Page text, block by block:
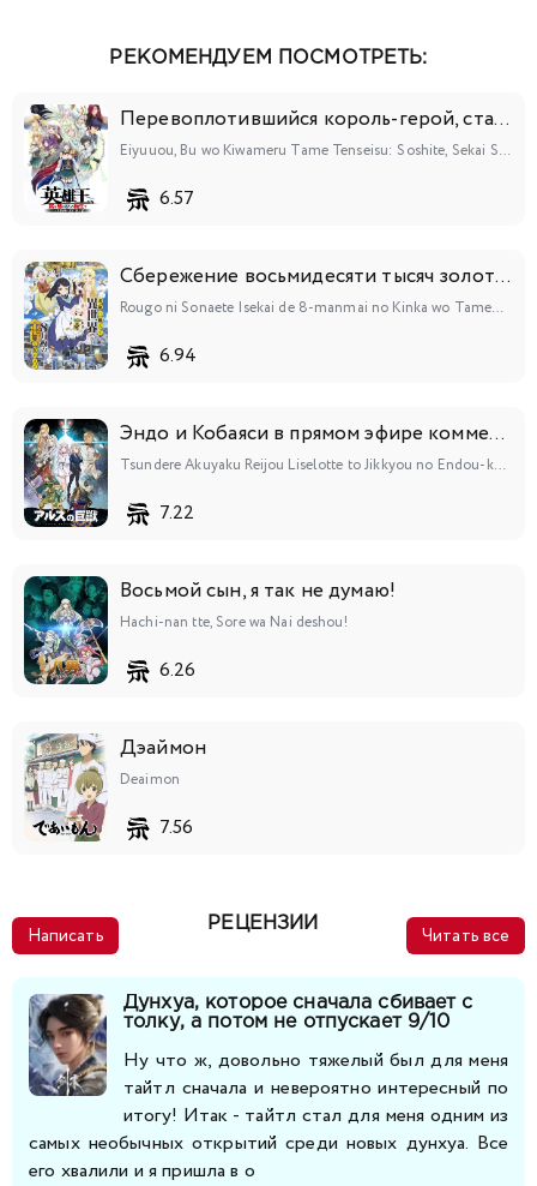
РЕКОМЕНДУЕМ ПОСМОТРЕТЬ:
Перевоплотившийся король-герой, ставший самой сильной ученицей рыцаря
Eiyuuou, Bu wo Kiwameru Tame Tenseisu: Soshite, Sekai Saikyou no Minarai Kishi♀
6.57
Сбережение восьмидесяти тысяч золотых монет в другом мире к моей старости
Rougo ni Sonaete Isekai de 8-manmai no Kinka wo Tamemasu
6.94
Эндо и Кобаяси в прямом эфире комментируют злодейку
Tsundere Akuyaku Reijou Liselotte to Jikkyou no Endou-kun to Kaisetsu no Kobayashi-san
7.22
Восьмой сын, я так не думаю!
Hachi-nan tte, Sore wa Nai deshou!
6.26
Дэаймон
Deaimon
7.56
Написать
РЕЦЕНЗИИ
Читать все
Дунхуа, которое сначала сбивает с
толку, а потом не отпускает 9/10
Ну что ж, довольно тяжелый был для меня
тайтл сначала и невероятно интересный по
итогу! Итак - тайтл стал для меня одним из
самых необычных открытий среди новых дунхуа. Все
его хвалили и я пришла в о